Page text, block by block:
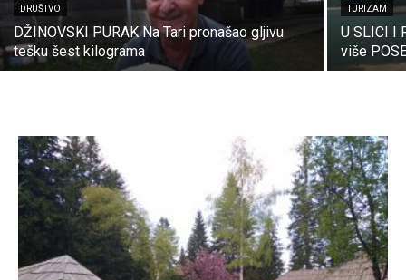
DRUŠTVO
DŽINOVSKI PURAK Na Tari pronašao gljivu
tešku šest kilograma
TURIZAM
U SLICI I
više